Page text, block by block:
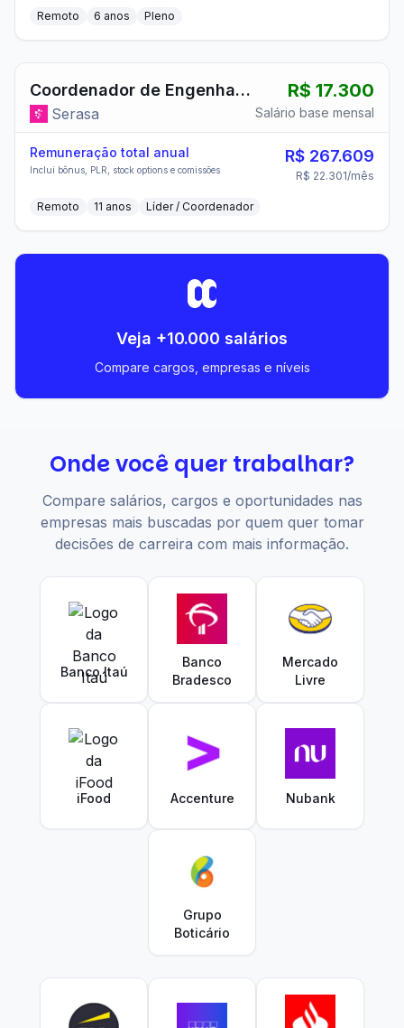
Remoto 6 anos Pleno
Coordenador de Engenharia de Software
Serasa
R$ 17.300
Salário base mensal
Remuneração total anual
Inclui bônus, PLR, stock options e comissões
R$ 267.609
R$ 22.301/mês
Remoto 11 anos Líder / Coordenador
Veja +10.000 salários
Compare cargos, empresas e níveis
Onde você quer trabalhar?
Compare salários, cargos e oportunidades nas
empresas mais buscadas por quem quer tomar
decisões de carreira com mais informação.
Banco Itaú
Banco
Bradesco
Mercado
Livre
iFood Accenture Nubank
Grupo
Boticário